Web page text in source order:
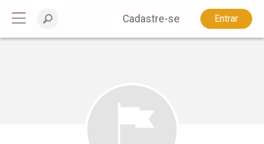
Cadastre-se Entrar